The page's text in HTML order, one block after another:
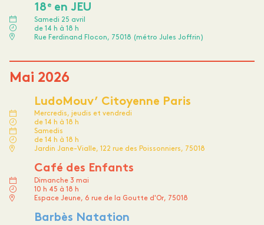
18 e en JEU
Samedi 25 avril
de 14 h à 18 h
Rue Ferdinand Flocon, 75018 (métro Jules Joffrin)
Mai 2026
LudoMouv’ Citoyenne Paris
Mercredis, jeudis et vendredi
de 14 h à 18 h
Samedis
de 14 h à 18 h
Jardin Jane-Vialle, 122 rue des Poissonniers, 75018
Café des Enfants
Dimanche 3 mai
10 h 45 à 18 h
Espace Jeune, 6 rue de la Goutte d'Or, 75018
Barbès Natation